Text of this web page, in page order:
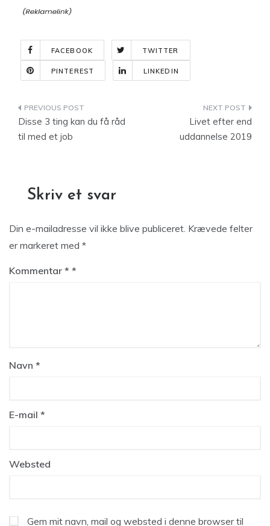
FACEBOOK TWITTER
PINTEREST LINKEDIN
Indlægsnavigation
Disse 3 ting kan du få råd
til med et job
Livet efter end
uddannelse 2019
Skriv et svar
Din e-mailadresse vil ikke blive publiceret. Krævede felter
er markeret med *
Kommentar *
Navn *
E-mail *
Websted
Gem mit navn, mail og websted i denne browser til